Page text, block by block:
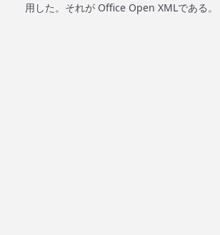
用した。それが Office Open XMLである。